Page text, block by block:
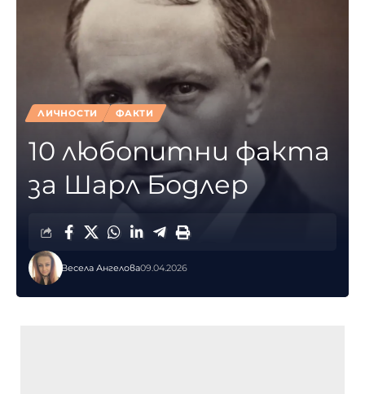
ЛИЧНОСТИ ФАКТИ
10 любопитни факта
за Шарл Бодлер
Весела Ангелова09.04.2026